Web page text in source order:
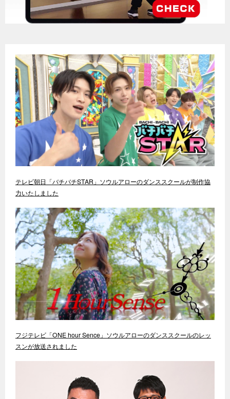
テレビ朝日「バチバチSTAR」ソウルアローのダンススクールが制作協
力いたしました
フジテレビ「ONE hour Sence」ソウルアローのダンススクールのレッ
スンが放送されました